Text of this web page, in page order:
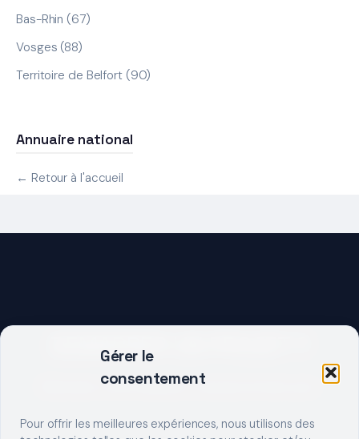
Gérer le
consentement
Pour offrir les meilleures expériences, nous utilisons des
Bas-Rhin (67)
Vosges (88)
Territoire de Belfort (90)
Annuaire national
← Retour à l'accueil
DEMARRER UN PROJET ?
Décrivez votre besoin, trouvez le bon pro.